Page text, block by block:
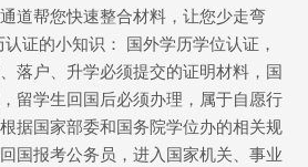
道帮您快速整合材料，让您少走弯
证的小知识： 国外学历学位认证，
落户、升学必须提交的证明材料，国
留学生回国后必须办理，属于自愿行
据国家部委和国务院学位办的相关规
国报考公务员，进入国家机关、事业